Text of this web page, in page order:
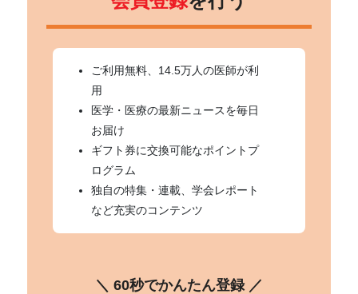
ご利用無料、14.5万人の医師が利
用
医学・医療の最新ニュースを毎日
お届け
ギフト券に交換可能なポイントプ
ログラム
独自の特集・連載、学会レポート
など充実のコンテンツ
＼ 60秒でかんたん登録 ／